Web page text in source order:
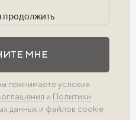
МНЕ
принимаете условия
и Политики
данных и файлов cookie